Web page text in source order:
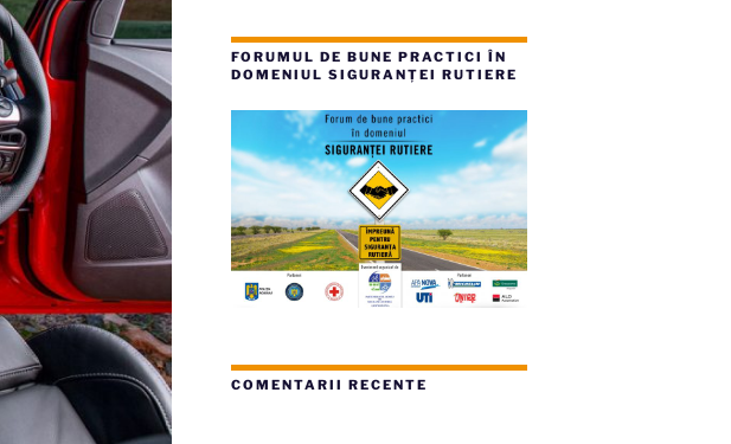
FORUMUL DE BUNE PRACTICI ÎN
DOMENIUL SIGURANȚEI RUTIERE
COMENTARII RECENTE